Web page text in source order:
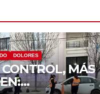
DOLORES
MÁS